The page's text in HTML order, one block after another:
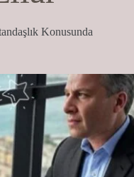
Konusunda